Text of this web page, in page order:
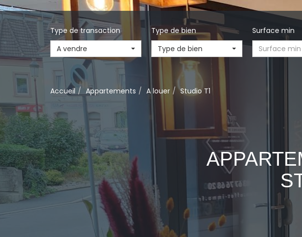
Type de transaction
A vendre
Type de bien
Type de bien
Surface min
Accueil Appartements A louer Studio T1